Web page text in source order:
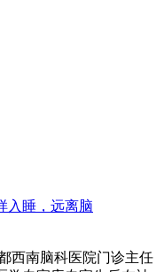
入睡，远离脑
西南脑科医院门诊主任